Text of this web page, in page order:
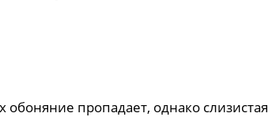
пропадает, однако слизистая